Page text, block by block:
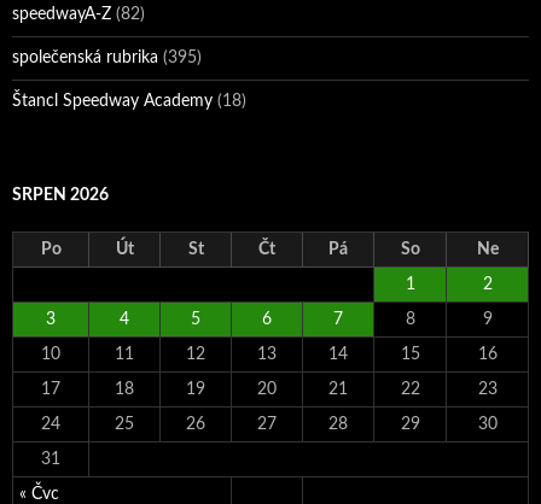
speedwayA-Z (82)
společenská rubrika (395)
Štancl Speedway Academy (18)
SRPEN 2026
Po Út St Čt Pá So Ne
« Čvc
1 2
3 4 5 6 7 8 9
10 11 12 13 14 15 16
17 18 19 20 21 22 23
24 25 26 27 28 29 30
31